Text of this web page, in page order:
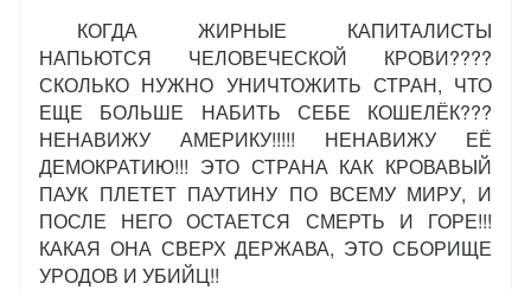
КОГДА ЖИРНЫЕ КАПИТАЛИСТЫ
НАПЬЮТСЯ ЧЕЛОВЕЧЕСКОЙ КРОВИ????
СКОЛЬКО НУЖНО УНИЧТОЖИТЬ СТРАН, ЧТО
ЕЩЕ БОЛЬШЕ НАБИТЬ СЕБЕ КОШЕЛЁК???
НЕНАВИЖУ АМЕРИКУ!!!!! НЕНАВИЖУ ЕЁ
ДЕМОКРАТИЮ!!! ЭТО СТРАНА КАК КРОВАВЫЙ
ПАУК ПЛЕТЕТ ПАУТИНУ ПО ВСЕМУ МИРУ, И
ПОСЛЕ НЕГО ОСТАЕТСЯ СМЕРТЬ И ГОРЕ!!!
КАКАЯ ОНА СВЕРХ ДЕРЖАВА, ЭТО СБОРИЩЕ
УРОДОВ И УБИЙЦ!!